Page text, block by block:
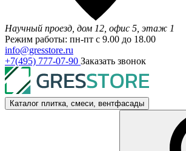
Научный проезд, дом 12, офис 5, этаж 1
Режим работы: пн-пт с 9.00 до 18.00
info@gresstore.ru
+7(495) 777-07-90 Заказать звонок
Каталог плитка, смеси, вентфасады